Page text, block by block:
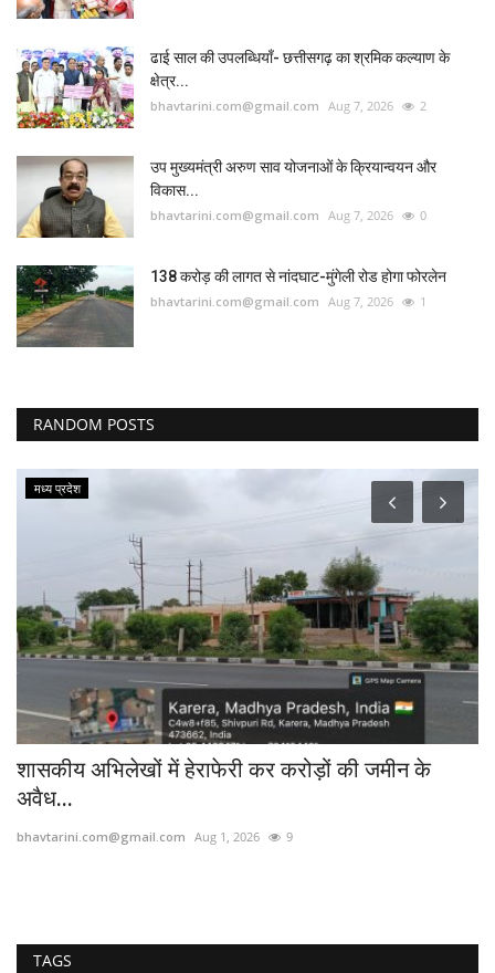
ढाई साल की उपलब्धियाँ- छत्तीसगढ़ का श्रमिक कल्याण के
क्षेत्र...
bhavtarini.com@gmail.com Aug 7, 2026 2
उप मुख्यमंत्री अरुण साव योजनाओं के क्रियान्वयन और
विकास...
bhavtarini.com@gmail.com Aug 7, 2026 0
138 करोड़ की लागत से नांदघाट-मुंगेली रोड होगा फोरलेन
bhavtarini.com@gmail.com Aug 7, 2026 1
RANDOM POSTS
मध्य प्रदेश
शासकीय अभिलेखों में हेराफेरी कर करोड़ों की जमीन के
अवैध...
bhavtarini.com@gmail.com Aug 1, 2026 9
TAGS